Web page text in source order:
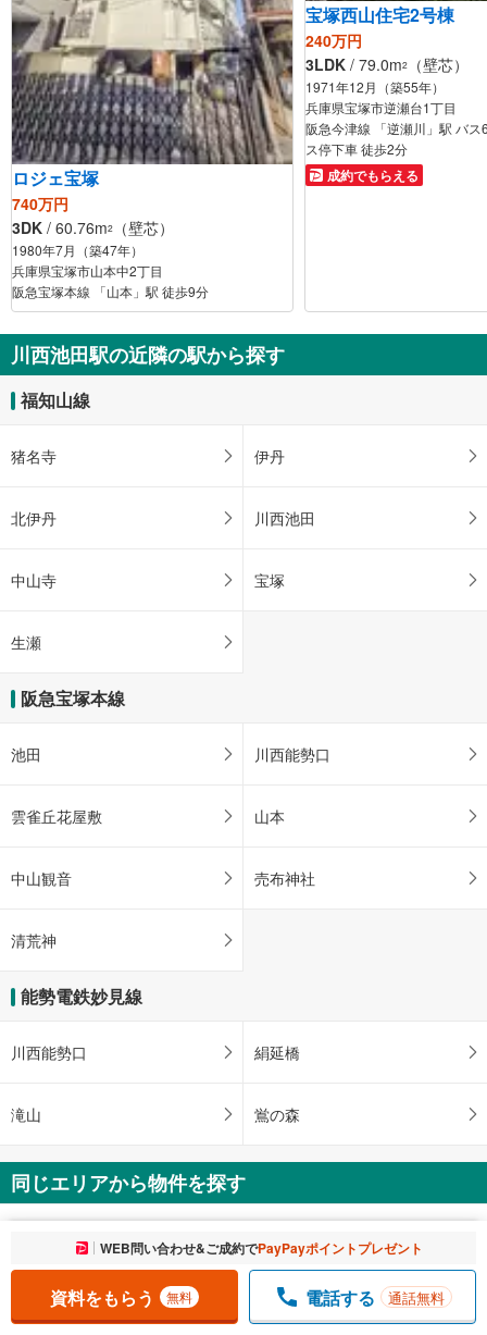
ロジェ宝塚
740万円
3DK / 60.76m2 （壁芯）
1980年7月（築47年）
兵庫県宝塚市山本中2丁目
阪急宝塚本線 「山本」駅 徒歩9分
宝塚西山住宅2号棟
240万円
3LDK / 79.0m2 （壁芯）
1971年12月（築55年）
兵庫県宝塚市逆瀬台1丁目
阪急今津線 「逆瀬川」駅 バス
ス停下車 徒歩2分
成約でもらえる
川西池田駅の近隣の駅から探す
福知山線
猪名寺 伊丹
北伊丹 川西池田
中山寺 宝塚
生瀬
阪急宝塚本線
池田 川西能勢口
雲雀丘花屋敷 山本
中山観音 売布神社
清荒神
能勢電鉄妙見線
川西能勢口 絹延橋
滝山 鴬の森
同じエリアから物件を探す
宝塚市
お気に入りに追加しました。 一覧を開く
WEB問い合わせ&ご成約でPayPayポイントプレゼント
資料をもらう 無料 電話する 通話無料